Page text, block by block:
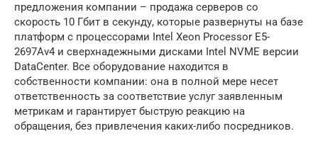
предложения компании – продажа серверов со
скорость 10 Гбит в секунду, которые развернуты на базе
платформ с процессорами Intel Xeon Processor E5-
2697Av4 и сверхнадежными дисками Intel NVME версии
DataCenter. Все оборудование находится в
собственности компании: она в полной мере несет
ответственность за соответствие услуг заявленным
метрикам и гарантирует быструю реакцию на
обращения, без привлечения каких-либо посредников.